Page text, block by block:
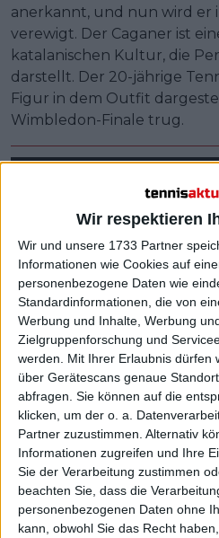
Wir respektieren
Wir und unsere 1733 Partner
Informationen wie Cookies auf
personenbezogene Daten wie
Standardinformationen, die von
Werbung und Inhalte, Werbung
Zielgruppenforschung und
werden.
Mit Ihrer Erlaubnis dürfen
über Gerätescans genaue
abfragen. Sie können auf die
klicken, um der o. a.
Partner zuzustimmen. Alternativ
Informationen zugreifen und Ihre
Sie der Verarbeitung zustimmen
beachten Sie, dass die
personenbezogenen Daten ohne
kann, obwohl Sie das Recht
anerkannt, und nun wird er
verewigt. Der Caganer ist
katalanischen Kultur, die
darstellt. Der 20-jährige
Figur in dem Outfit
Wimbledon-Finale trug.
Weiterlesen